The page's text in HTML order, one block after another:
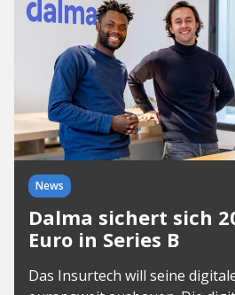
News
Dalma sichert sich
Euro in Series B
Das Insurtech will seine